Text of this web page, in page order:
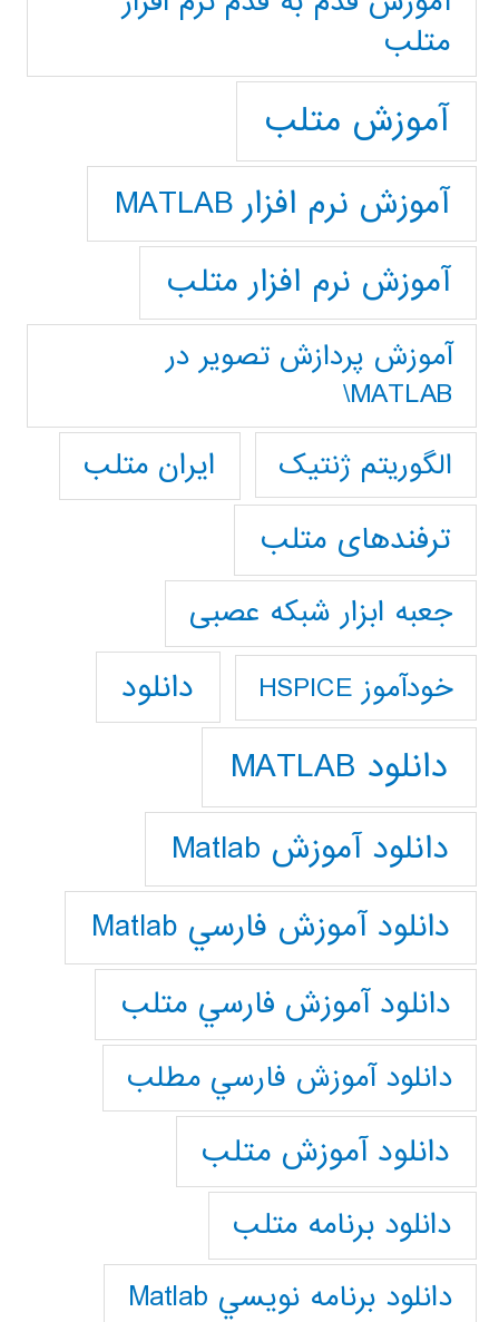
متلب
آموزش متلب
آموزش نرم افزار MATLAB
آموزش نرم افزار متلب
آموزش پردازش تصوير در
MATLAB\
الگوریتم ژنتیک
ایران متلب
ترفندهای متلب
جعبه ابزار شبکه عصبی
خودآموز HSPICE دانلود
دانلود MATLAB
دانلود آموزش Matlab
دانلود آموزش فارسي Matlab
دانلود آموزش فارسي متلب
دانلود آموزش فارسي مطلب
دانلود آموزش متلب
دانلود برنامه متلب
دانلود برنامه نويسي Matlab